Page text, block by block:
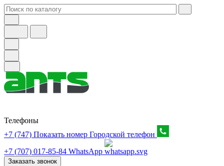
Телефоны
+7 (747) Показать номер Городской телефон
+7 (707) 017-85-84 WhatsApp
Заказать звонок